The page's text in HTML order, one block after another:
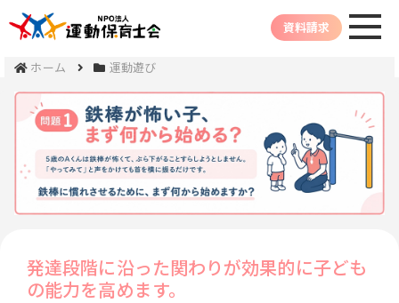
資料請求
ホーム 運動遊び
発達段階に沿った関わりが効果的に子ども
の能力を高めます。